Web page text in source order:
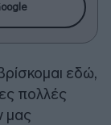
εδώ,
πολλές
μας